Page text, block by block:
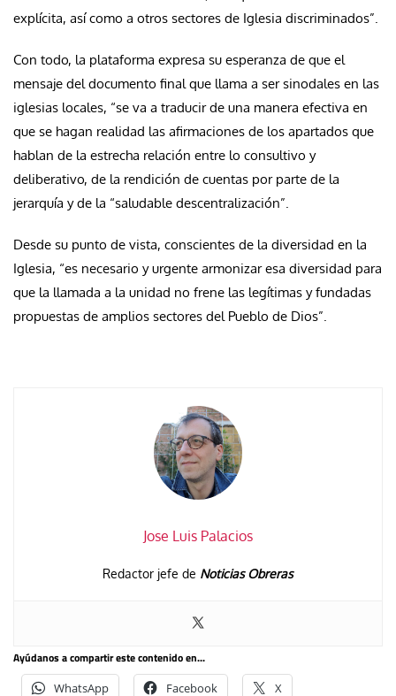
explícita, así como a otros sectores de Iglesia discriminados”.
Con todo, la plataforma expresa su esperanza de que el
mensaje del documento final que llama a ser sinodales en las
iglesias locales, “se va a traducir de una manera efectiva en
que se hagan realidad las afirmaciones de los apartados que
hablan de la estrecha relación entre lo consultivo y
deliberativo, de la rendición de cuentas por parte de la
jerarquía y de la “saludable descentralización”.
Desde su punto de vista, conscientes de la diversidad en la
Iglesia, “es necesario y urgente armonizar esa diversidad para
que la llamada a la unidad no frene las legítimas y fundadas
propuestas de amplios sectores del Pueblo de Dios”.
Jose Luis Palacios
Redactor jefe de Noticias Obreras
Ayúdanos a compartir este contenido en...
WhatsApp Facebook X